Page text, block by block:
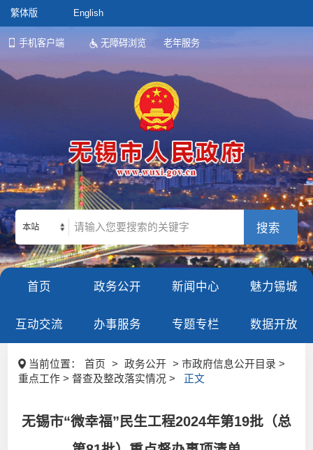
繁体版 English
手机客户端 无障碍浏览 老年服务
本站
首页 政务公开 新闻中心 魅力锡城
互动交流 办事服务 专题专栏 数据开放
当前位置： 首页 > 政务公开
> 市政府信息公开目录 >
重点工作 > 督查及整改落实情况 >
正文
无锡市“微幸福”民生工程2024年第19批（总